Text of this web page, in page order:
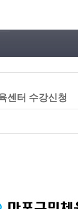
센터 수강신청